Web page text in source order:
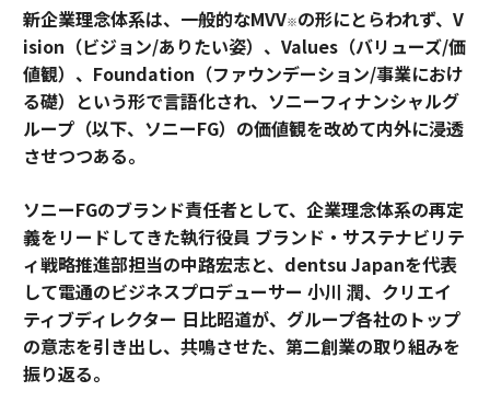
新企業理念体系は、一般的なMVV※の形にとらわれず、V
ision（ビジョン/ありたい姿）、Values（バリューズ/価
値観）、Foundation（ファウンデーション/事業におけ
る礎）という形で言語化され、ソニーフィナンシャルグ
ループ（以下、ソニーFG）の価値観を改めて内外に浸透
させつつある。
ソニーFGのブランド責任者として、企業理念体系の再定
義をリードしてきた執行役員 ブランド・サステナビリテ
ィ戦略推進部担当の中路宏志と、dentsu Japanを代表
して電通のビジネスプロデューサー 小川 潤、クリエイ
ティブディレクター 日比昭道が、グループ各社のトップ
の意志を引き出し、共鳴させた、第二創業の取り組みを
振り返る。